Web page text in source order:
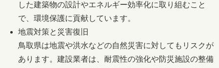
した建築物の設計やエネルギー効率化に取り組むこと
で、環境保護に貢献しています。
地震対策と災害復旧
鳥取県は地震や洪水などの自然災害に対してもリスクが
あります。建設業者は、耐震性の強化や防災施設の整備